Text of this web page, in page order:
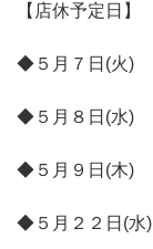
【店休予定日】
◆５月７日(火)
◆５月８日(水)
◆５月９日(木)
◆５月２２日(水)